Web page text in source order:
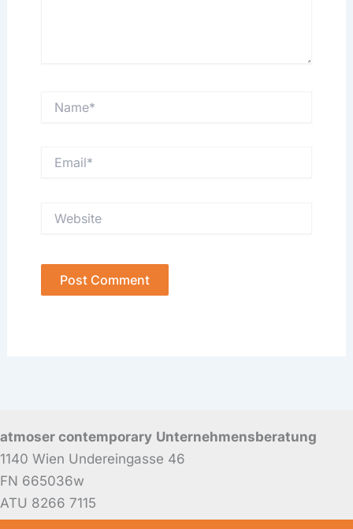
atmoser contemporary Unternehmensberatung
1140 Wien Undereingasse 46
FN 665036w
ATU 8266 7115